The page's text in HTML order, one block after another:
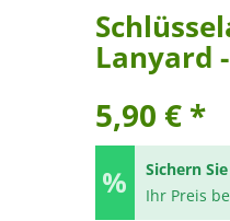
Lanyard
5,90 € *
Sichern
Ihr Preis